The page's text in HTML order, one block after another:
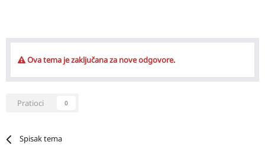
Ova tema je zaključana za nove odgovore.
Pratioci 0
Spisak tema